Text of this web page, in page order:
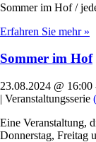
Sommer im Hof /
Erfahren Sie mehr »
Sommer im Hof
23.08.2024 @ 16:00
| Veranstaltungsserie
Eine Veranstaltung,
Donnerstag, Freitag